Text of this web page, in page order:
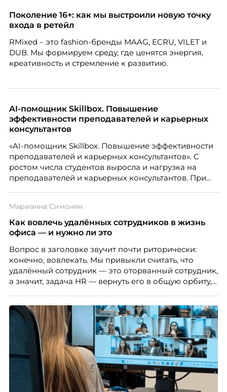
Поколение 16+: как мы выстроили новую точку
входа в ретейл
RMixed – это fashion-бренды MAAG, ECRU, VILET и
DUB. Мы формируем среду, где ценятся энергия,
креативность и стремление к развитию.
AI-помощник Skillbox. Повышение
эффективности преподавателей и карьерных
консультантов
«AI-помощник Skillbox. Повышение эффективности
преподавателей и карьерных консультантов». С
ростом числа студентов выросла и нагрузка на
преподавателей и карьерных консультантов. При
повысить эффективность сотрудников, ускорить
процессы, сохранить качество поддержки и
масштабироваться без роста команды. Так и
Skillbox.
Марианна Симонян
Как вовлечь удалённых сотрудников в жизнь
офиса — и нужно ли это
Вопрос в заголовке звучит почти риторически:
конечно, вовлекать. Мы привыкли считать, что
удалённый сотрудник — это оторванный сотрудник,
а значит, задача HR — вернуть его в общую орбиту,
вовлечения, стоит остановиться на неудобном
факте: данные говорят ровно обратное тому, что
подсказывает интуиция. Автор свежего выпуска
Марианна Симонян — HR Tech лидер, эксперт по
People Analytics, приглашённый лектор НИУ ВШЭ и
МИФИ, автор книги «Дао женской карьеры».